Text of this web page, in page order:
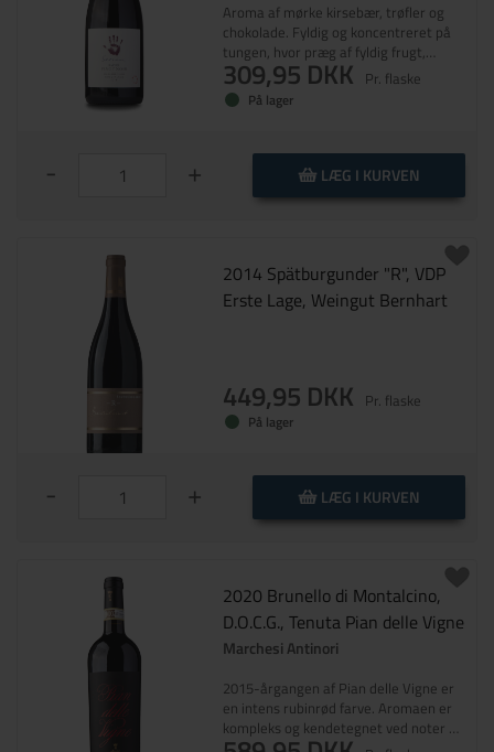
Aroma af mørke kirsebær, trøfler og
chokolade. Fyldig og koncentreret på
tungen, hvor præg af fyldig frugt,
smagfulde krydderier og urter gør sig
til - alt sammen understreget af bløde
tanniner. Elegant og alligevel kraftfuld
309,95 DKK Pr. flaske
På lager
- + LÆG I KURVEN
2014 Spätburgunder "R", VDP
Erste Lage, Weingut Bernhart
449,95 DKK Pr. flaske
På lager
- + LÆG I KURVEN
2020 Brunello di Montalcino,
D.O.C.G., Tenuta Pian delle Vigne
Marchesi Antinori
2015-årgangen af Pian delle Vigne er
en intens rubinrød farve. Aromaen er
kompleks og kendetegnet ved noter af